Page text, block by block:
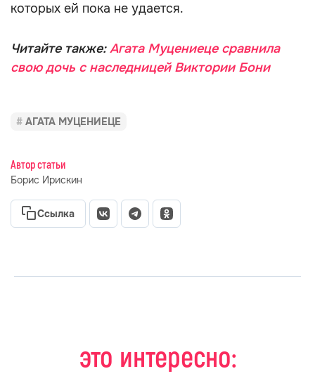
которых ей пока не удается.
Читайте также:Агата Муцениеце сравнила
свою дочь с наследницей Виктории Бони
АГАТА МУЦЕНИЕЦЕ
Автор статьи
Борис Ирискин
Ссылка
это интересно: